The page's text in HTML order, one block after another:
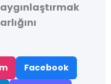
Facebook